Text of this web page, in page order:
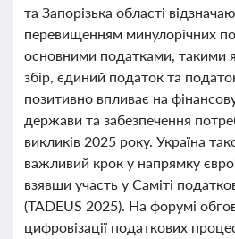
та Запорізька області
перевищенням минулорічних
основними податками, такими
збір, єдиний податок та
позитивно впливає на
держави та забезпечення
викликів 2025 року. Україна
важливий крок у напрямку
взявши участь у Саміті
(TADEUS 2025). На форумі
цифровізації податкових